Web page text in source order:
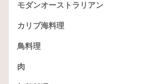
モダンオーストラリアン
カリブ海料理
鳥料理
肉